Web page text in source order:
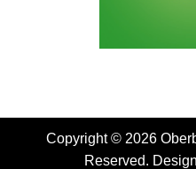
Copyright © 2026
Reserved.